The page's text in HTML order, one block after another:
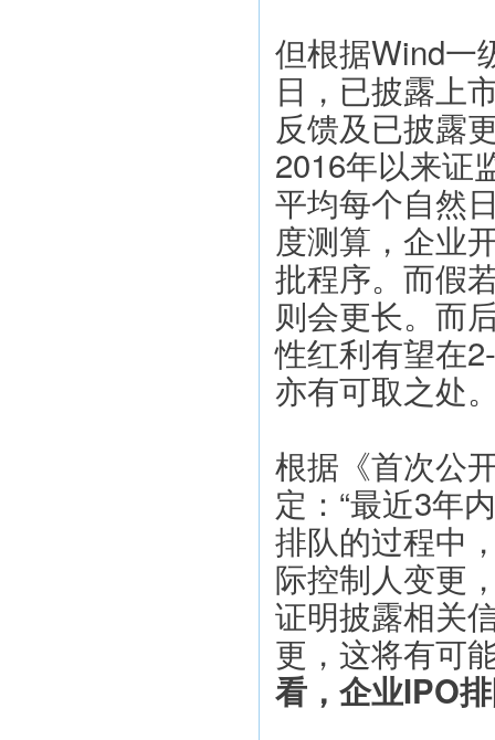
但根据Wind一
日，已披露上
反馈及已披露
2016年以来证
平均每个自然
度测算，企业
批程序。而假
则会更长。而
性红利有望在
亦有可取之处
根据《首次公
定：“最近3年
排队的过程中
际控制人变更
证明披露相关
更，这将有可
看，企业IPO